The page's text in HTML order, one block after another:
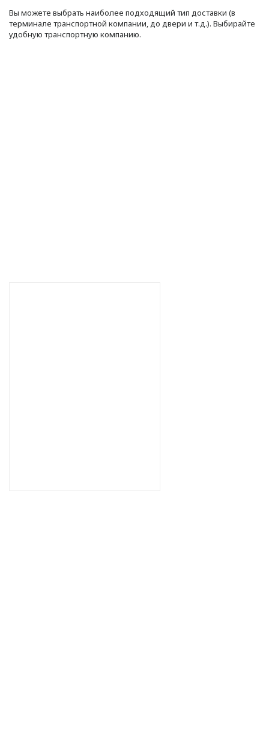
Вы можете выбрать наиболее подходящий тип доставки (в
терминале транспортной компании, до двери и т.д.). Выбирайте
удобную транспортную компанию.